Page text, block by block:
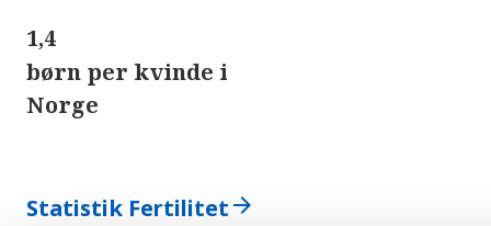
1,4
børn per kvinde i
Norge
Statistik Fertilitet arrow_forward